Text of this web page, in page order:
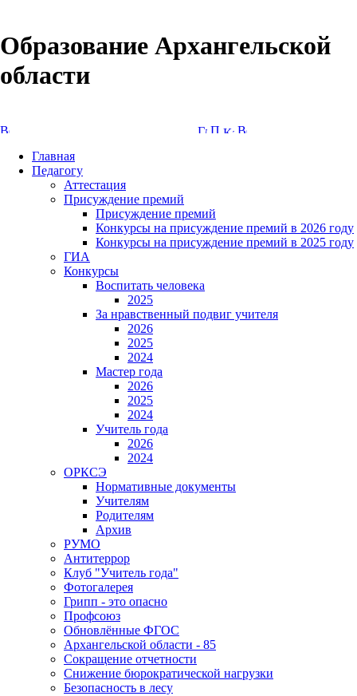
Образование Архангельской
области
Главная
Педагогу
Аттестация
Присуждение премий
Присуждение премий
Конкурсы на присуждение премий в 2026 году
Конкурсы на присуждение премий в 2025 году
ГИА
Конкурсы
Воспитать человека
2025
За нравственный подвиг учителя
2026
2025
2024
Мастер года
2026
2025
2024
Учитель года
2026
2024
ОРКСЭ
Нормативные документы
Учителям
Родителям
Архив
РУМО
Антитеррор
Клуб "Учитель года"
Фотогалерея
Грипп - это опасно
Профсоюз
Обновлённые ФГОС
Архангельской области - 85
Сокращение отчетности
Снижение бюрократической нагрузки
Безопасность в лесу